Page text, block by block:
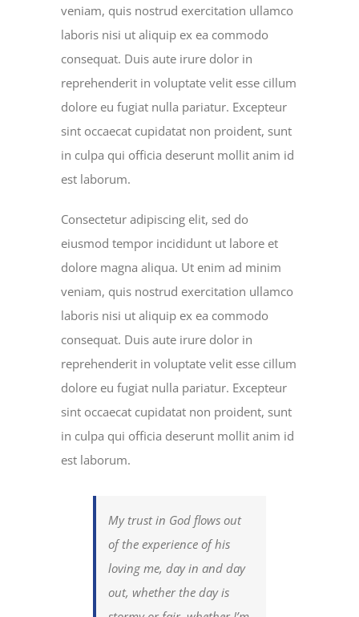
veniam, quis nostrud exercitation ullamco
laboris nisi ut aliquip ex ea commodo
consequat. Duis aute irure dolor in
reprehenderit in voluptate velit esse cillum
dolore eu fugiat nulla pariatur. Excepteur
sint occaecat cupidatat non proident, sunt
in culpa qui officia deserunt mollit anim id
est laborum.
Consectetur adipiscing elit, sed do
eiusmod tempor incididunt ut labore et
dolore magna aliqua. Ut enim ad minim
veniam, quis nostrud exercitation ullamco
laboris nisi ut aliquip ex ea commodo
consequat. Duis aute irure dolor in
reprehenderit in voluptate velit esse cillum
dolore eu fugiat nulla pariatur. Excepteur
sint occaecat cupidatat non proident, sunt
in culpa qui officia deserunt mollit anim id
est laborum.
My trust in God flows out
of the experience of his
loving me, day in and day
out, whether the day is